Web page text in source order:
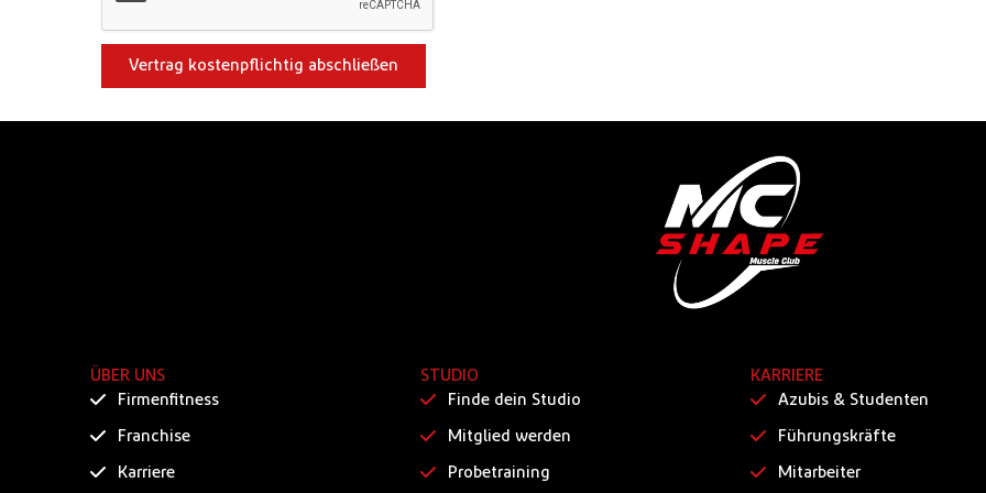
Vertrag kostenpflichtig abschließen
ÜBER UNS
Firmenfitness
Franchise
Karriere
STUDIO
Finde dein Studio
Mitglied werden
Probetraining
KARRIERE
Azubis & Studenten
Führungskräfte
Mitarbeiter